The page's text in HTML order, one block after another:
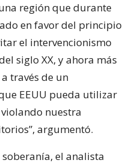
región que durante
en favor del principio
el intervencionismo
siglo XX, y ahora más
través de un
EEUU pueda utilizar
nuestra
argumentó.
el analista